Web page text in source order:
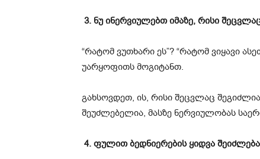
3. ნუ ინერვიულებთ იმაზე, რისი
“რატომ ვუთხარი ეს”? “რატომ ვიყავი
უარყოფითს მოგიტანთ.
გახსოვდეთ, ის, რისი შეცვლაც
შეუძლებელია, მასზე ნერვიულობას
4. ფულით ბედნიერების ყიდვა შეიძლება